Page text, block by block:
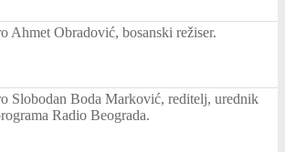
Ahmet Obradović, bosanski režiser.
Slobodan Boda Marković, reditelj, urednik
Radio Beograda.